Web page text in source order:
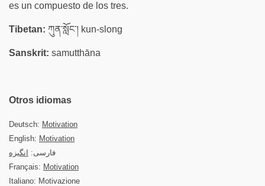
es un compuesto de los tres.
Tibetan: ཀུན་སློང་། kun-slong
Sanskrit: samutthāna
Otros idiomas
Deutsch: Motivation
English: Motivation
فارسی:
انگیزه
Français: Motivation
Italiano: Motivazione